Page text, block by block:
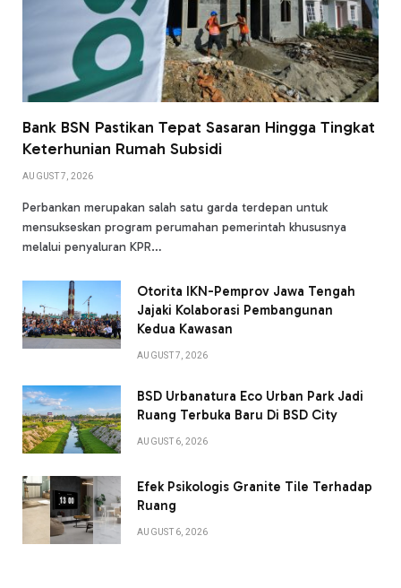
Bank BSN Pastikan Tepat Sasaran Hingga Tingkat
Keterhunian Rumah Subsidi
AUGUST 7, 2026
Perbankan merupakan salah satu garda terdepan untuk
mensukseskan program perumahan pemerintah khususnya
melalui penyaluran KPR…
Otorita IKN-Pemprov Jawa Tengah
Jajaki Kolaborasi Pembangunan
Kedua Kawasan
AUGUST 7, 2026
BSD Urbanatura Eco Urban Park Jadi
Ruang Terbuka Baru Di BSD City
AUGUST 6, 2026
Efek Psikologis Granite Tile Terhadap
Ruang
AUGUST 6, 2026